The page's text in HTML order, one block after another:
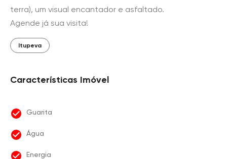
terra), um visual encantador e asfaltado.
Agende já sua visita!
Itupeva
Características Imóvel
Guarita
Água
Energia